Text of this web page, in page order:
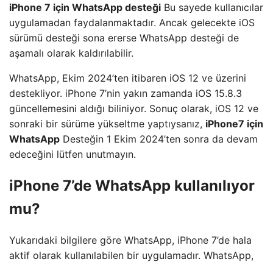
iPhone 7 için WhatsApp desteği Bu sayede kullanıcılar
uygulamadan faydalanmaktadır. Ancak gelecekte iOS
sürümü desteği sona ererse WhatsApp desteği de
aşamalı olarak kaldırılabilir.
WhatsApp, Ekim 2024’ten itibaren iOS 12 ve üzerini
destekliyor. iPhone 7’nin yakın zamanda iOS 15.8.3
güncellemesini aldığı biliniyor. Sonuç olarak, iOS 12 ve
sonraki bir sürüme yükseltme yaptıysanız, iPhone7 için
WhatsApp Desteğin 1 Ekim 2024’ten sonra da devam
edeceğini lütfen unutmayın.
iPhone 7’de WhatsApp kullanılıyor
mu?
Yukarıdaki bilgilere göre WhatsApp, iPhone 7’de hala
aktif olarak kullanılabilen bir uygulamadır. WhatsApp,